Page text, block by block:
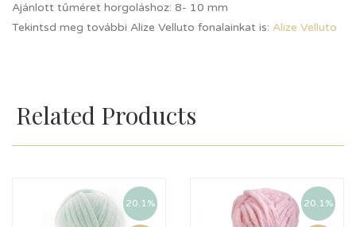
Ajánlott tűméret horgoláshoz: 8- 10 mm
Tekintsd meg további Alize Velluto fonalainkat is: Alize Velluto
Related Products
20.1% 20.1%